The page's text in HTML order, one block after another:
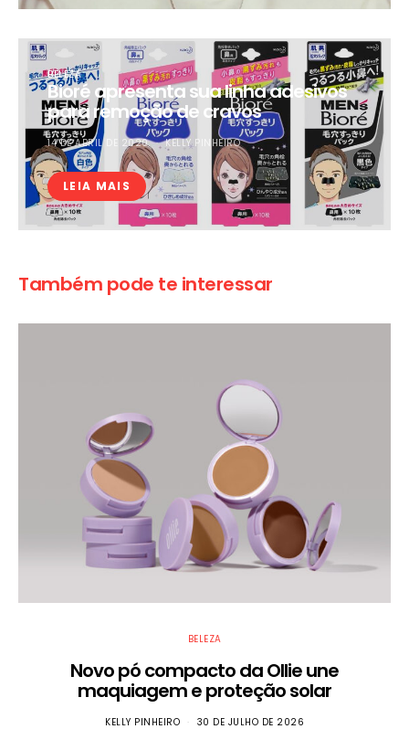
BELEZA
Bioré apresenta sua linha adesivos
para remoção de cravos
14 DE ABRIL DE 2020 KELLY PINHEIRO
LEIA MAIS
Também pode te interessar
BELEZA
Novo pó compacto da Ollie une
maquiagem e proteção solar
KELLY PINHEIRO 30 DE JULHO DE 2026